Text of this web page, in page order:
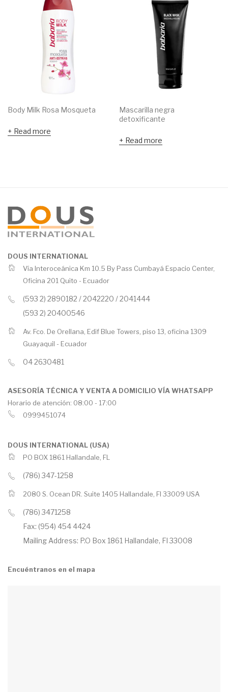
Body Milk Rosa Mosqueta
Read more
Mascarilla negra
detoxificante
Read more
DOUS INTERNATIONAL
Vía Interoceánica Km 10.5 By Pass Cumbayá Espacio Center,
Oficina 201 Quito - Ecuador
(593 2) 2890182 / 2042220 / 2041444
(593 2) 20400546
Av. Fco. De Orellana, Edif Blue Towers, piso 13, oficina 1309
Guayaquil - Ecuador
04 2630481
ASESORÍA TÉCNICA Y VENTA A DOMICILIO VÍA WHATSAPP
Horario de atención: 08:00 - 17:00
0999451074
DOUS INTERNATIONAL (USA)
PO BOX 1861 Hallandale, FL
(786) 347-1258
2080 S. Ocean DR. Suite 1405 Hallandale, Fl 33009 USA
(786) 3471258
Fax: (954) 454 4424
Mailing Address: P.O Box 1861 Hallandale, Fl 33008
Encuéntranos en el mapa